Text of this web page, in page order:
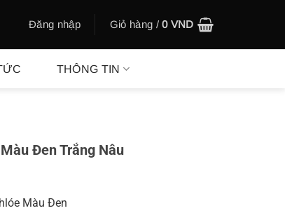
Đăng nhập Giỏ hàng /0 VND
THÔNG TIN
Đen Trắng Nâu
Màu Đen